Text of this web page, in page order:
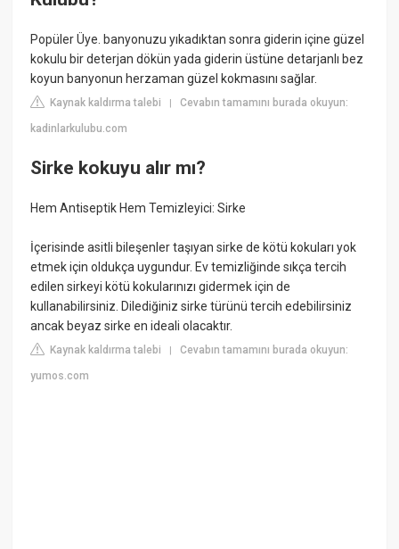
Popüler Üye. banyonuzu yıkadıktan sonra giderin içine güzel
kokulu bir deterjan dökün yada giderin üstüne detarjanlı bez
koyun banyonun herzaman güzel kokmasını sağlar.
Kaynak kaldırma talebi |Cevabın tamamını burada okuyun:
kadinlarkulubu.com
Sirke kokuyu alır mı?
Hem Antiseptik Hem Temizleyici: Sirke
İçerisinde asitli bileşenler taşıyan sirke de kötü kokuları yok
etmek için oldukça uygundur. Ev temizliğinde sıkça tercih
edilen sirkeyi kötü kokularınızı gidermek için de
kullanabilirsiniz. Dilediğiniz sirke türünü tercih edebilirsiniz
ancak beyaz sirke en ideali olacaktır.
Kaynak kaldırma talebi |Cevabın tamamını burada okuyun:
yumos.com